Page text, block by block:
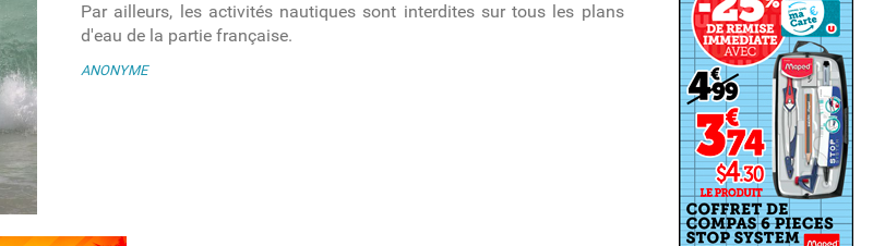
Par ailleurs, les activités nautiques sont interdites sur tous les plans
d'eau de la partie française.
ANONYME